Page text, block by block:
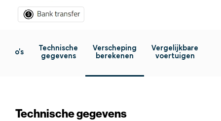
Foto's
Technische
gegevens
Verscheping
berekenen
Vergelijkbare
voertuigen
Technische gegevens